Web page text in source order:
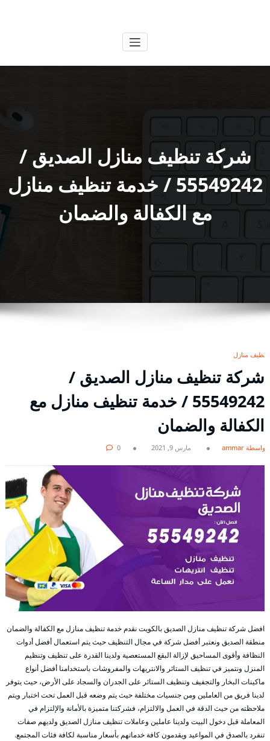
شركة تنظيف منازل الصديق /
55549242 / خدمة تنظيف منازل
مع الكفالة والضمان
تنظيف منازل
شركة تنظيف منازل الصديق /
55549242 / خدمة تنظيف منازل مع
الكفالة والضمان
بواسطة ammar مارس 9, 2021 0
افضل شركة تنظيف منازل الصديق بالكويت نقدم خدمة تنظيف منازل مع الكفالة والضمان
منطقة الصديق ونعتبر أفضل شركة في مجال التنظيف حيث يتم استعمال أفضل أدوات
النظافة وأقوى المساحيق لإزالة البقع المستعصية ولدينا القدرة على تنظيف وتنظيم
المنزل ونتميز في تنظيف الستائر والانتريهات والمفروشات باستخدامنا أفضل أنواع
ماكينات البخار والتجفيف وتنظيف الستائر على الجدران والسجاد على الأرض، حيث يتوفر
لدينا فريق من العاملين ومن جنسيات مختلفة حيث يتم وضعه قبل العمل تحت اختبار ويتم
ملاحظته من حيث الدقة في العمل والالتزام، فشركتنا متميزة بالأمانة والإلتزام في
المعاملة قبل دخول البيت ولدينا عاملين وعاملات تنظيف منازل الصديق ولديهم صفات
تنفرد بالصدق في المواعيد ويقدمون كافة خدماتهم بأسعار مناسبة لكافة فئات المجتمع.